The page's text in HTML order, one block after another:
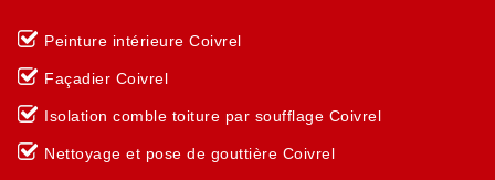
Peinture intérieure Coivrel
Façadier Coivrel
Isolation comble toiture par soufflage Coivrel
Nettoyage et pose de gouttière Coivrel